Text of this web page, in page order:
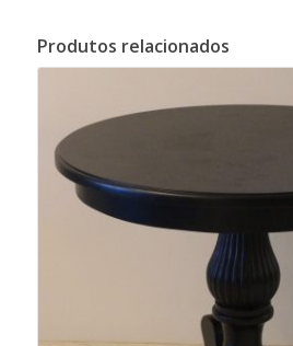
Produtos relacionados